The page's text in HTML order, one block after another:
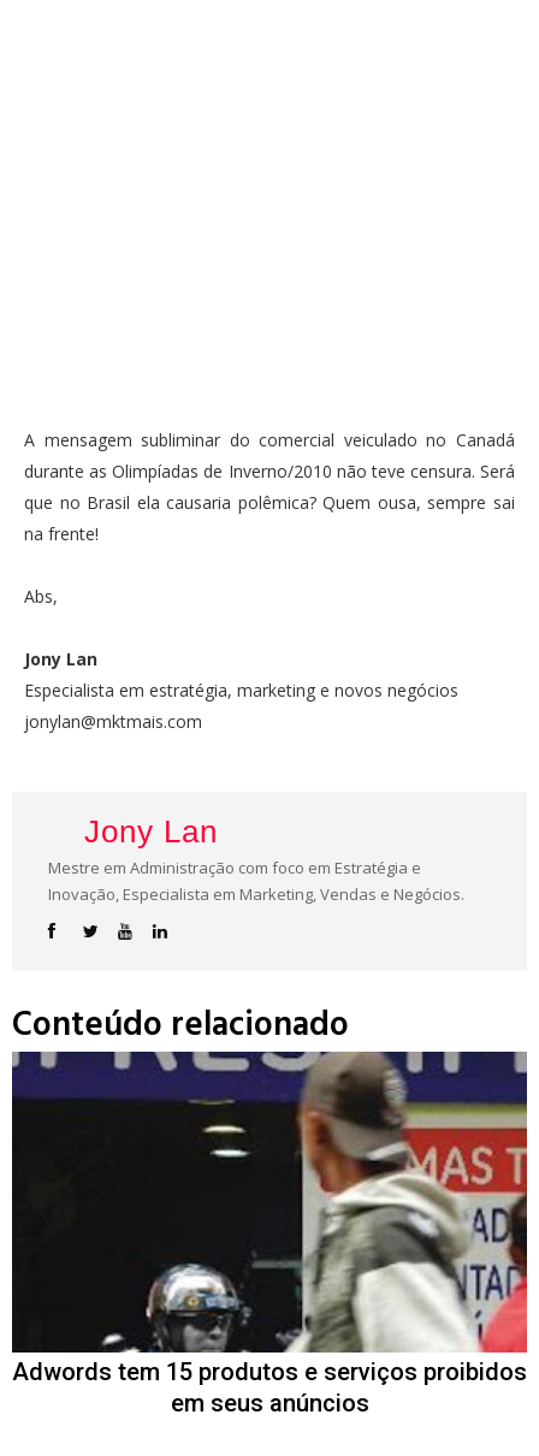
A mensagem subliminar do comercial veiculado no Canadá
durante as Olimpíadas de Inverno/2010 não teve censura. Será
que no Brasil ela causaria polêmica? Quem ousa, sempre sai
na frente!
Abs,
Jony Lan
Especialista em estratégia, marketing e novos negócios
jonylan@mktmais.com
Jony Lan
Mestre em Administração com foco em Estratégia e
Inovação, Especialista em Marketing, Vendas e Negócios.
Conteúdo relacionado
Adwords tem 15 produtos e serviços proibidos
em seus anúncios